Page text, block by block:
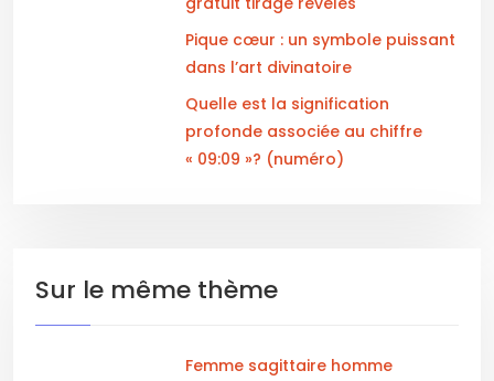
Pique cœur : un symbole puissant
dans l’art divinatoire
Quelle est la signification
profonde associée au chiffre
« 09:09 »? (numéro)
Sur le même thème
Femme sagittaire homme